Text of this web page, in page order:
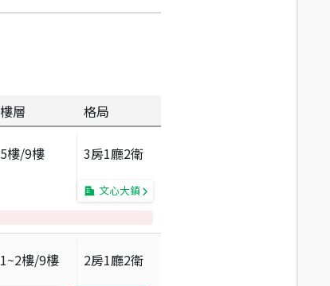
樓層 格局
5樓/9樓 3房1廳2衛
文心大鎮
1~2樓/9樓 2房1廳2衛